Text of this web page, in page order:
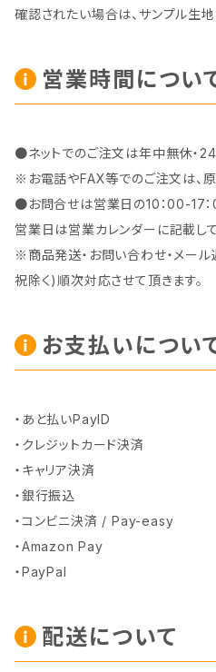
確認されたい場合は、サンプル生地
営業時間につい
●ネットでのご注文は年中無休・
※お電話やFAX等でのご注文は、原
●お問合せは営業日の10：00-17：
営業日は営業カレンダーに記載して
※商品発送・お問い合わせ・メー
祝除く)順次対応させて頂きます。
お支払いについ
・あと払いPayID
・クレジットカード決済
・キャリア決済
・銀行振込
・コンビニ決済 / Pay-easy
・Amazon Pay
・PayPal
配送について